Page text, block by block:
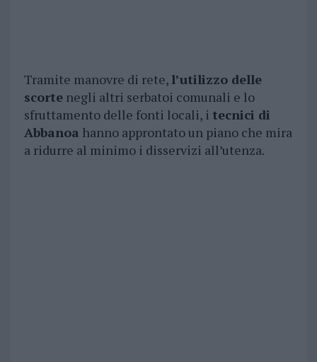
Tramite manovre di rete, l’utilizzo delle
scortenegli altri serbatoi comunali e lo
sfruttamento delle fonti locali, i tecnici di
Abbanoa hanno approntato un piano che mira
a ridurre al minimo i disservizi all’utenza.